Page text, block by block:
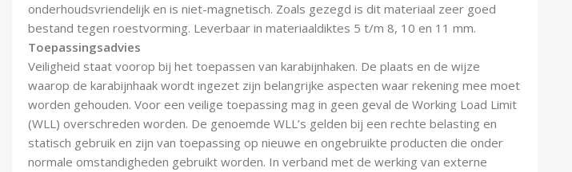
onderhoudsvriendelijk en is niet-magnetisch. Zoals gezegd is dit materiaal zeer goed
bestand tegen roestvorming. Leverbaar in materiaaldiktes 5 t/m 8, 10 en 11 mm.
Toepassingsadvies
Veiligheid staat voorop bij het toepassen van karabijnhaken. De plaats en de wijze
waarop de karabijnhaak wordt ingezet zijn belangrijke aspecten waar rekening mee moet
worden gehouden. Voor een veilige toepassing mag in geen geval de Working Load Limit
(WLL) overschreden worden. De genoemde WLL’s gelden bij een rechte belasting en
statisch gebruik en zijn van toepassing op nieuwe en ongebruikte producten die onder
normale omstandigheden gebruikt worden. In verband met de werking van externe